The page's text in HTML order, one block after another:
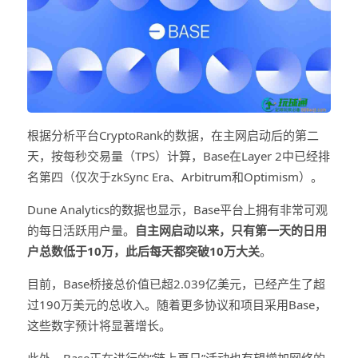
根据分析平台CryptoRank的数据，在主网启动后的第二
天，按每秒交易量（TPS）计算，Base在Layer 2中已经排
名第四（仅次于zkSync Era、Arbitrum和Optimism）。
Dune Analytics的数据也显示，Base平台上拥有非常可观
的每日活跃用户量。 自主网启动以来，只有第一天的日用
户总数低于10万，此后每天都突破10万大关。
目前，Base桥接总价值已超2.039亿美元，已经产生了超
过190万美元的总收入。随着更多协议和项目采用Base，
这些数字预计将显著增长。